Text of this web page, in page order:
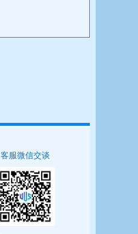
客服微信交谈